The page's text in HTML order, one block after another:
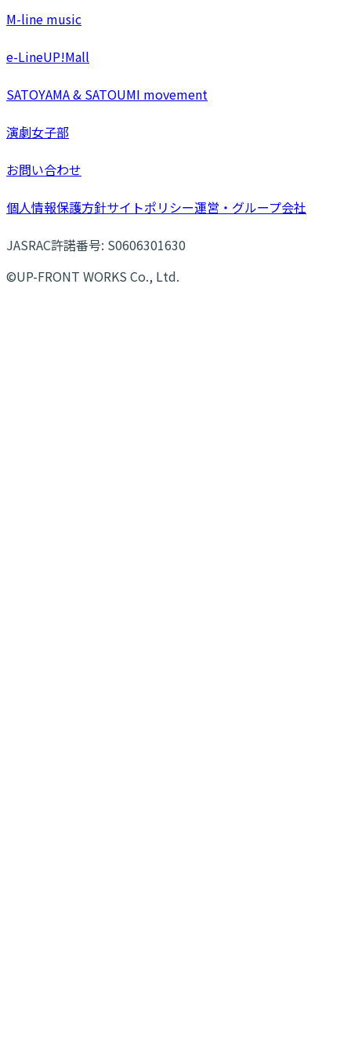
M-line music
e-LineUP!Mall
SATOYAMA & SATOUMI movement
演劇女子部
お問い合わせ
個人情報保護方針サイトポリシー運営・グループ会社
JASRAC許諾番号: S0606301630
©UP-FRONT WORKS Co., Ltd.